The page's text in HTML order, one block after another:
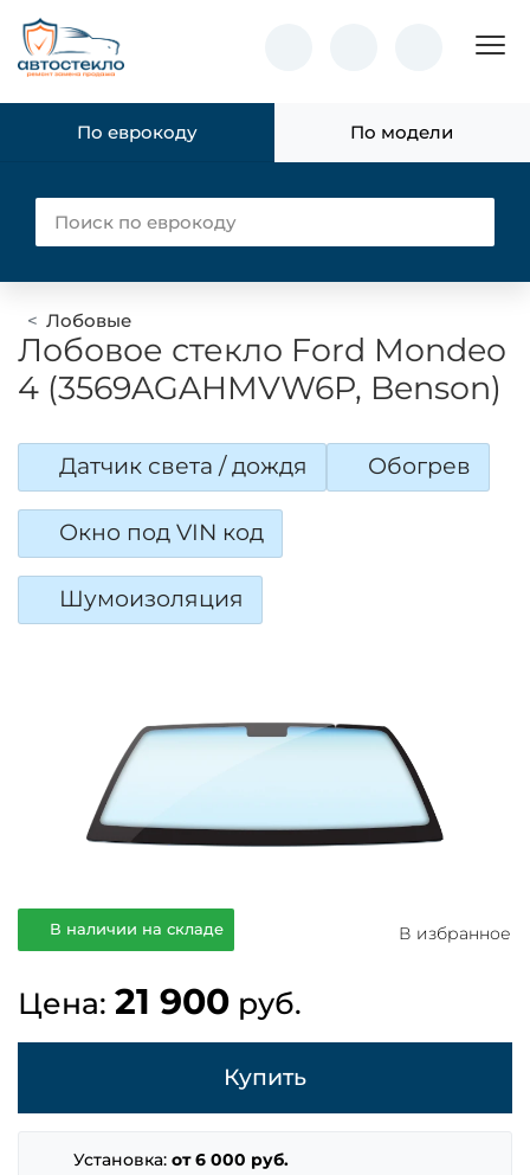
По еврокоду По модели
Лобовые
Лобовое стекло Ford Mondeo
4 (3569AGAHMVW6P, Benson)
Датчик света / дождя Обогрев
Окно под VIN код
Шумоизоляция
В наличии на складе В избранное
Цена: 21 900 руб.
Купить
Установка:от 6 000 руб.